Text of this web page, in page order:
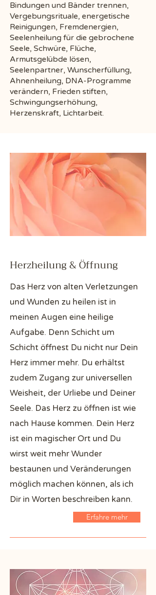
Bindungen und Bänder trennen,
Vergebungsrituale, energetische
Reinigungen, Fremdenergien,
Seelenheilung für die gebrochene
Seele, Schwüre, Flüche,
Armutsgelübde lösen,
Seelenpartner, Wunscherfüllung,
Ahnenheilung, DNA-Programme
verändern, Frieden stiften,
Schwingungserhöhung,
Herzenskraft, Lichtarbeit.
Herzheilung & Öffnung
Das Herz von alten Verletzungen
und Wunden zu heilen ist in
meinen Augen eine heilige
Aufgabe. Denn Schicht um
Schicht öffnest Du nicht nur Dein
Herz immer mehr. Du erhältst
zudem Zugang zur universellen
Weisheit, der Urliebe und Deiner
Seele. Das Herz zu öffnen ist wie
nach Hause kommen. Dein Herz
ist ein magischer Ort und Du
wirst weit mehr Wunder
bestaunen und Veränderungen
möglich machen können, als ich
Dir in Worten beschreiben kann.
Erfahre mehr